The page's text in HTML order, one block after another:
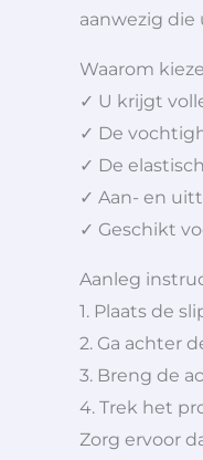
aanwezig die
Waarom
✓ U krijgt
✓ De
✓ De
✓ Aan- en
✓ Geschikt
Aanleg
1. Plaats de
2. Ga achter
3. Breng de
4. Trek het
Zorg ervoor